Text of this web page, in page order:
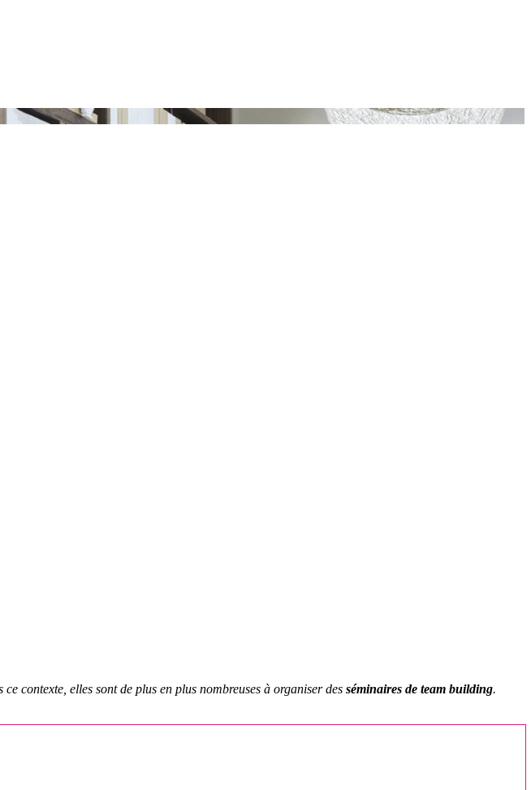
contexte, elles sont de plus en plus nombreuses à organiser des séminaires de team building.